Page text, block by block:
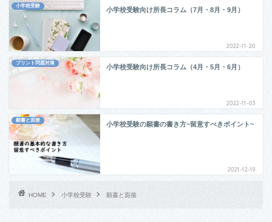
小学校受験
小学校受験向け所長コラム（7月・8月・9月）
2022-11-20
プリント問題対策
小学校受験向け所長コラム（4月・5月・6月）
2022-11-03
願書と面接
小学校受験の願書の書き方~留意すべきポイント~
2021-12-19
HOME 小学校受験 願書と面接